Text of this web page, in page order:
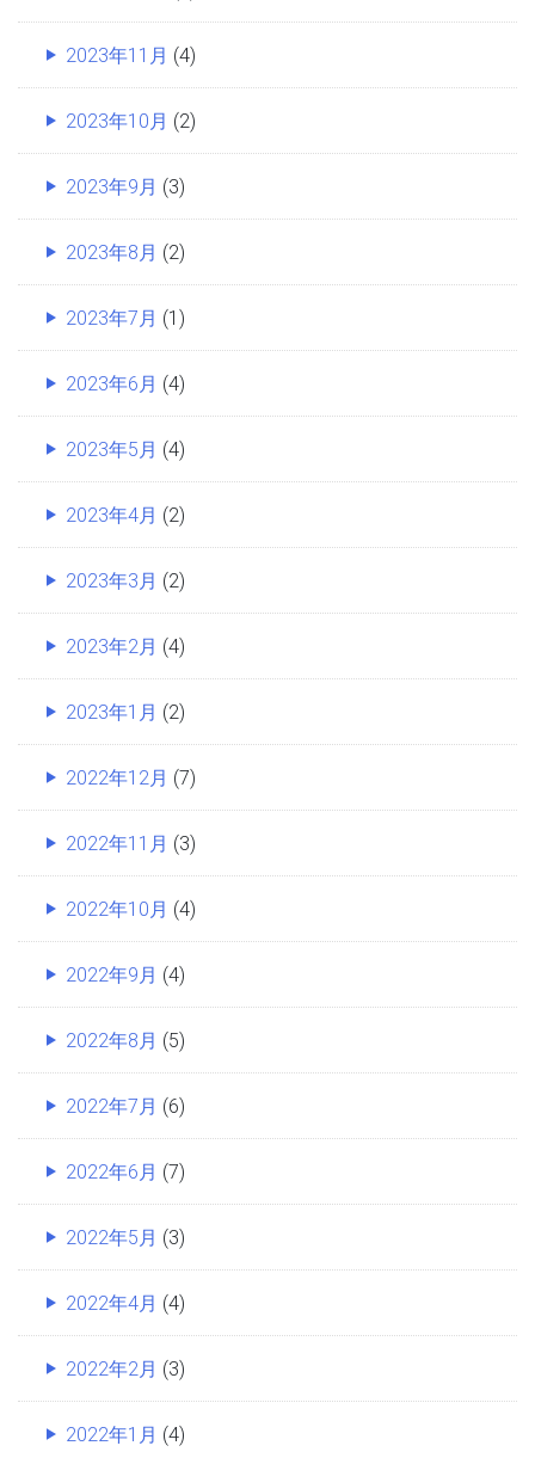
2023年11月 (4)
2023年10月 (2)
2023年9月 (3)
2023年8月 (2)
2023年7月 (1)
2023年6月 (4)
2023年5月 (4)
2023年4月 (2)
2023年3月 (2)
2023年2月 (4)
2023年1月 (2)
2022年12月 (7)
2022年11月 (3)
2022年10月 (4)
2022年9月 (4)
2022年8月 (5)
2022年7月 (6)
2022年6月 (7)
2022年5月 (3)
2022年4月 (4)
2022年2月 (3)
2022年1月 (4)